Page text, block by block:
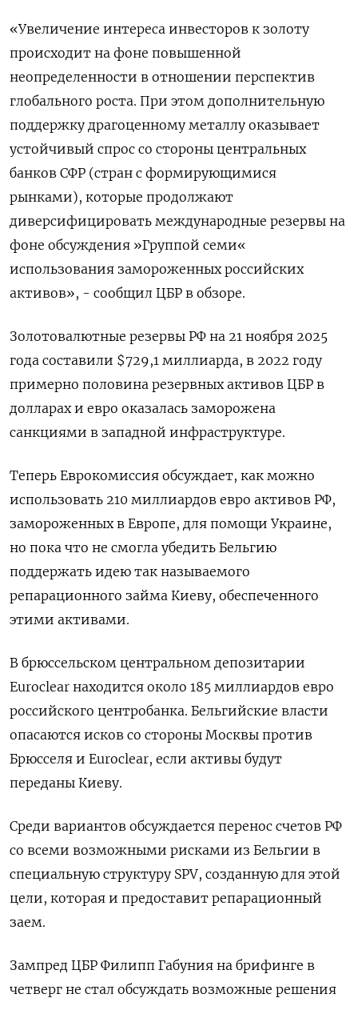
«Увеличение интереса инвесторов к золоту
происходит на фоне повышенной
неопределенности в отношении перспектив
глобального роста. При этом дополнительную
поддержку драгоценному металлу оказывает
устойчивый спрос со стороны центральных
банков СФР (стран с формирующимися
рынками), которые продолжают
диверсифицировать международные резервы на
фоне обсуждения »Группой семи«
использования замороженных российских
активов», - сообщил ЦБР в обзоре.
Золотовалютные резервы РФ на 21 ноября 2025
года составили $729,1 миллиарда, в 2022 году
примерно половина резервных активов ЦБР в
долларах и евро оказалась заморожена
санкциями в западной инфраструктуре.
Теперь Еврокомиссия обсуждает, как можно
использовать 210 миллиардов евро активов РФ,
замороженных в Европе, для помощи Украине,
но пока что не смогла убедить Бельгию
поддержать идею так называемого
репарационного займа Киеву, обеспеченного
этими активами.
В брюссельском центральном депозитарии
Euroclear находится около 185 миллиардов евро
российского центробанка. Бельгийские власти
опасаются исков со стороны Москвы против
Брюсселя и Euroclear, если активы будут
переданы Киеву.
Среди вариантов обсуждается перенос счетов РФ
со всеми возможными рисками из Бельгии в
специальную структуру SPV, созданную для этой
цели, которая и предоставит репарационный
заем.
Зампред ЦБР Филипп Габуния на брифинге в
четверг не стал обсуждать возможные решения